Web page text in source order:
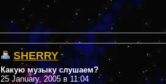
SHERRY
Какую музыку слушаем?
25 January, 2005 в 11:04